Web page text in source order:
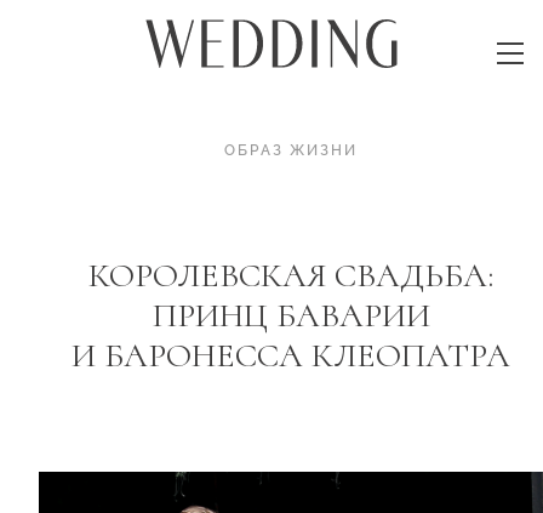
ОБРАЗ ЖИЗНИ
КОРОЛЕВСКАЯ СВАДЬБА:
ПРИНЦ БАВАРИИ
И БАРОНЕССА КЛЕОПАТРА